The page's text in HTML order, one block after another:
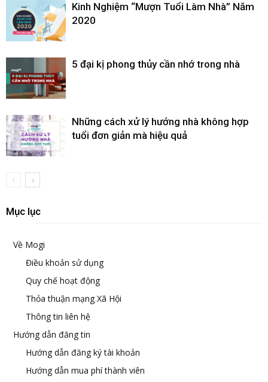
Kinh Nghiệm “Mượn Tuổi Làm Nhà” Năm
2020
5 đại kị phong thủy cần nhớ trong nhà
Những cách xử lý hướng nhà không hợp
tuổi đơn giản mà hiệu quả
Mục lục
Về Mogi
Điều khoản sử dụng
Quy chế hoạt động
Thỏa thuận mạng Xã Hội
Thông tin liên hệ
Hướng dẫn đăng tin
Hướng dẫn đăng ký tài khoản
Hướng dẫn mua phí thành viên